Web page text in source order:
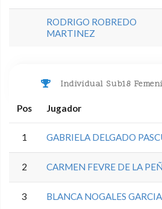
RODRIGO ROBREDO
MARTINEZ
Individual Sub18
Pos Jugador
1 GABRIELA DELGADO
2 CARMEN FEVRE DE LA
3 BLANCA NOGALES GARCIA